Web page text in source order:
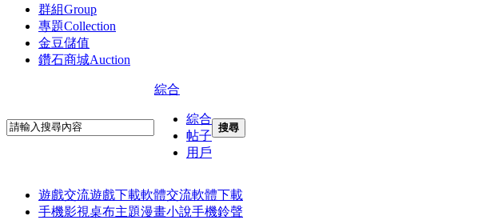
群組Group
專題Collection
金豆儲值
鑽石商城Auction
綜合
綜合
帖子
用戶
搜尋
遊戲交流遊戲下載軟體交流軟體下載
手機影視桌布主題漫畫小說手機鈴聲